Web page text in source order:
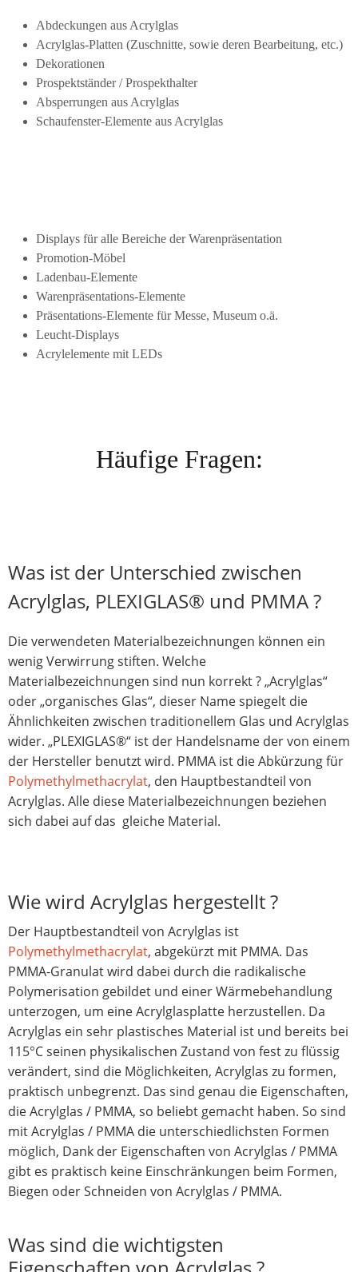
Abdeckungen aus Acrylglas
Acrylglas-Platten (Zuschnitte, sowie deren Bearbeitung, etc.)
Dekorationen
Prospektständer / Prospekthalter
Absperrungen aus Acrylglas
Schaufenster-Elemente aus Acrylglas
Displays für alle Bereiche der Warenpräsentation
Promotion-Möbel
Ladenbau-Elemente
Warenpräsentations-Elemente
Präsentations-Elemente für Messe, Museum o.ä.
Leucht-Displays
Acrylelemente mit LEDs
Häufige Fragen:
Was ist der Unterschied zwischen
Acrylglas, PLEXIGLAS® und PMMA ?
Die verwendeten Materialbezeichnungen können ein
wenig Verwirrung stiften. Welche
Materialbezeichnungen sind nun korrekt ? „Acrylglas“
oder „organisches Glas“, dieser Name spiegelt die
Ähnlichkeiten zwischen traditionellem Glas und Acrylglas
wider. „PLEXIGLAS®“ ist der Handelsname der von einem
der Hersteller benutzt wird. PMMA ist die Abkürzung für
Polymethylmethacrylat, den Hauptbestandteil von
Acrylglas. Alle diese Materialbezeichnungen beziehen
sich dabei auf das gleiche Material.
Wie wird Acrylglas hergestellt ?
Der Hauptbestandteil von Acrylglas ist
Polymethylmethacrylat, abgekürzt mit PMMA. Das
PMMA-Granulat wird dabei durch die radikalische
Polymerisation gebildet und einer Wärmebehandlung
unterzogen, um eine Acrylglasplatte herzustellen. Da
Acrylglas ein sehr plastisches Material ist und bereits bei
115°C seinen physikalischen Zustand von fest zu flüssig
verändert, sind die Möglichkeiten, Acrylglas zu formen,
praktisch unbegrenzt. Das sind genau die Eigenschaften,
die Acrylglas / PMMA, so beliebt gemacht haben. So sind
mit Acrylglas / PMMA die unterschiedlichsten Formen
möglich, Dank der Eigenschaften von Acrylglas / PMMA
gibt es praktisch keine Einschränkungen beim Formen,
Biegen oder Schneiden von Acrylglas / PMMA.
Was sind die wichtigsten